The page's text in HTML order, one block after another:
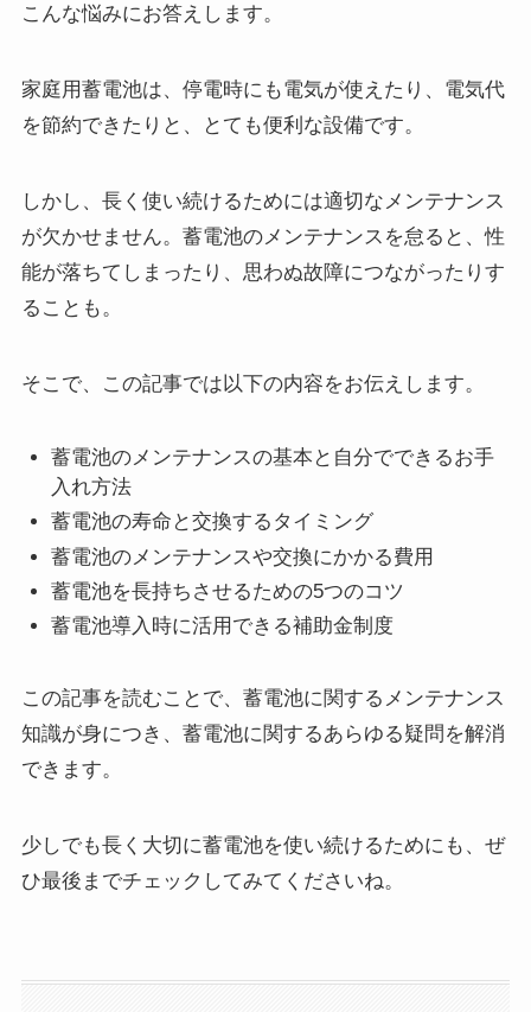
こんな悩みにお答えします。
家庭用蓄電池は、停電時にも電気が使えたり、電気代
を節約できたりと、とても便利な設備です。
しかし、長く使い続けるためには適切なメンテナンス
が欠かせません。蓄電池のメンテナンスを怠ると、性
能が落ちてしまったり、思わぬ故障につながったりす
ることも。
そこで、この記事では以下の内容をお伝えします。
蓄電池のメンテナンスの基本と自分でできるお手
入れ方法
蓄電池の寿命と交換するタイミング
蓄電池のメンテナンスや交換にかかる費用
蓄電池を長持ちさせるための5つのコツ
蓄電池導入時に活用できる補助金制度
この記事を読むことで、蓄電池に関するメンテナンス
知識が身につき、蓄電池に関するあらゆる疑問を解消
できます。
少しでも長く大切に蓄電池を使い続けるためにも、ぜ
ひ最後までチェックしてみてくださいね。